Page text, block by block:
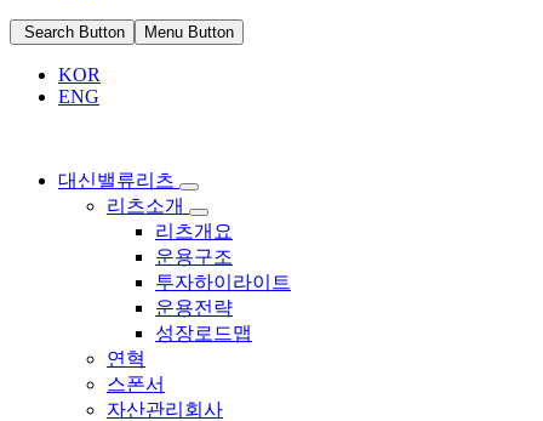
Search Button Menu Button
KOR
ENG
대신밸류리츠
리츠소개
리츠개요
운용구조
투자하이라이트
운용전략
성장로드맵
연혁
스폰서
자산관리회사